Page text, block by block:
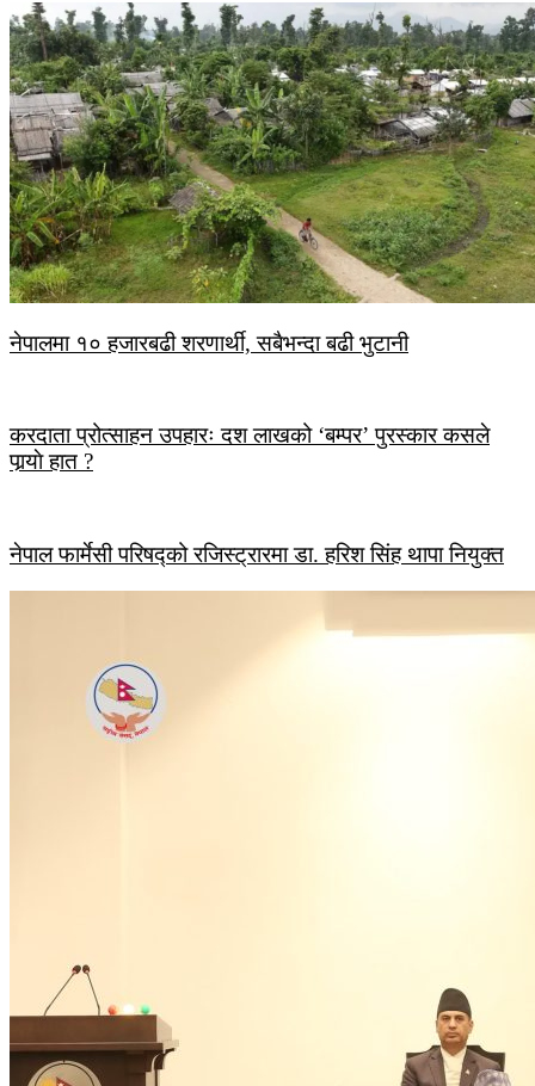
नेपालमा १० हजारबढी शरणार्थी, सबैभन्दा बढी भुटानी
करदाता प्रोत्साहन उपहारः दश लाखको ‘बम्पर’ पुरस्कार कसले
पार्‍याे हात ?
नेपाल फार्मेसी परिषद्को रजिस्ट्रारमा डा. हरिश सिंह थापा नियुक्त